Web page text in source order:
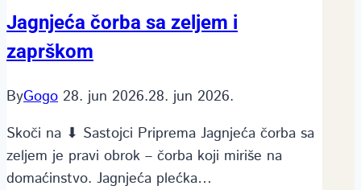
Jagnjeća čorba sa zeljem i
zaprškom
ByGogo 28. jun 2026.28. jun 2026.
Skoči na ⬇ Sastojci Priprema Jagnjeća čorba sa
zeljem je pravi obrok – čorba koji miriše na
domaćinstvo. Jagnjeća plećka…